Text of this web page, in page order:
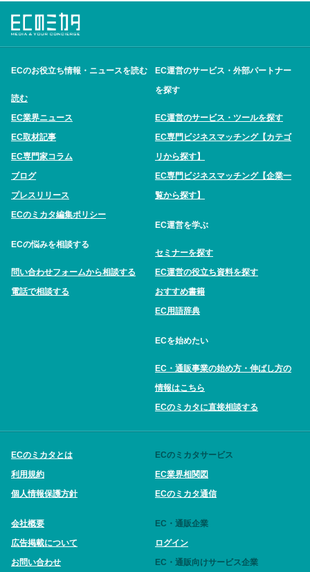
ECのお役立ち情報・ニュースを読む
読む
EC業界ニュース
EC取材記事
EC専門家コラム
ブログ
プレスリリース
ECのミカタ編集ポリシー
ECの悩みを相談する
問い合わせフォームから相談する
電話で相談する
EC運営のサービス・外部パートナー
を探す
EC運営のサービス・ツールを探す
EC専門ビジネスマッチング【カテゴ
リから探す】
EC専門ビジネスマッチング【企業一
覧から探す】
EC運営を学ぶ
セミナーを探す
EC運営の役立ち資料を探す
おすすめ書籍
EC用語辞典
ECを始めたい
EC・通販事業の始め方・伸ばし方の
情報はこちら
ECのミカタに直接相談する
ECのミカタとは
利用規約
個人情報保護方針
会社概要
広告掲載について
お問い合わせ
ECのミカタサービス
EC業界相関図
ECのミカタ通信
EC・通販企業
ログイン
EC・通販向けサービス企業